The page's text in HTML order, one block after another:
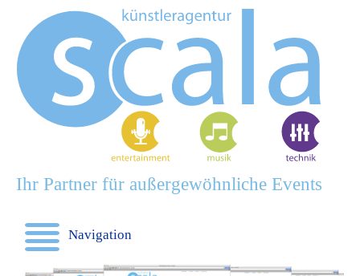
Ihr Partner für außergewöhnliche Events
Navigation